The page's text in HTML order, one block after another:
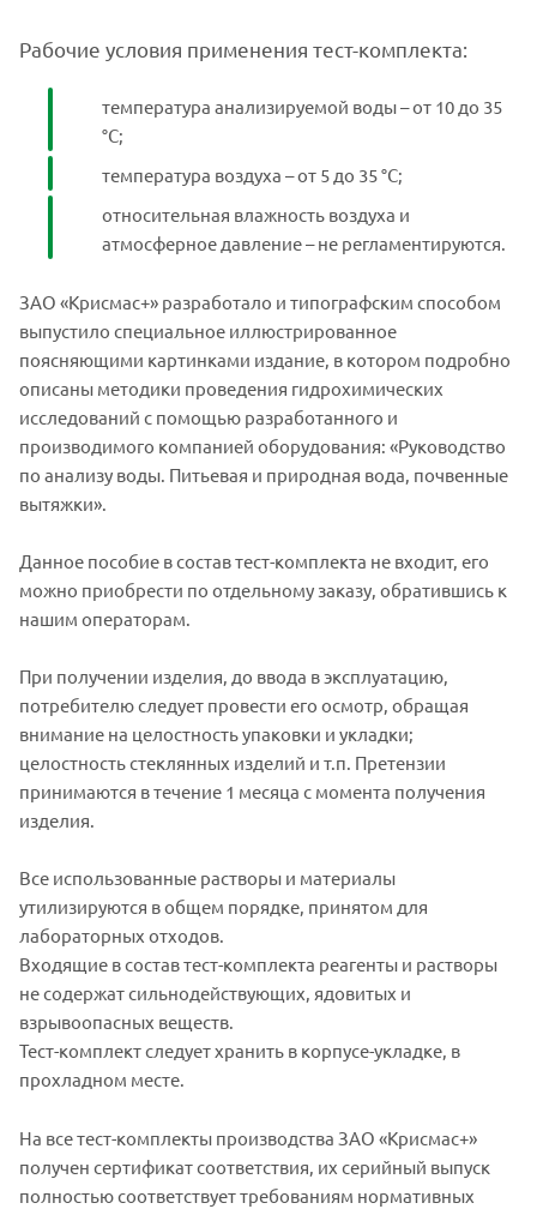
Рабочие условия применения тест-комплекта:
температура анализируемой воды – от 10 до 35
°С;
температура воздуха – от 5 до 35 °С;
относительная влажность воздуха и
атмосферное давление – не регламентируются.
ЗАО «Крисмас+» разработало и типографским способом
выпустило специальное иллюстрированное
поясняющими картинками издание, в котором подробно
описаны методики проведения гидрохимических
исследований с помощью разработанного и
производимого компанией оборудования: «Руководство
по анализу воды. Питьевая и природная вода, почвенные
вытяжки».
Данное пособие в состав тест-комплекта не входит, его
можно приобрести по отдельному заказу, обратившись к
нашим операторам.
При получении изделия, до ввода в эксплуатацию,
потребителю следует провести его осмотр, обращая
внимание на целостность упаковки и укладки;
целостность стеклянных изделий и т.п. Претензии
принимаются в течение 1 месяца с момента получения
изделия.
Все использованные растворы и материалы
утилизируются в общем порядке, принятом для
лабораторных отходов.
Входящие в состав тест-комплекта реагенты и растворы
не содержат сильнодействующих, ядовитых и
взрывоопасных веществ.
Тест-комплект следует хранить в корпусе-укладке, в
прохладном месте.
На все тест-комплекты производства ЗАО «Крисмас+»
получен сертификат соответствия, их серийный выпуск
полностью соответствует требованиям нормативных